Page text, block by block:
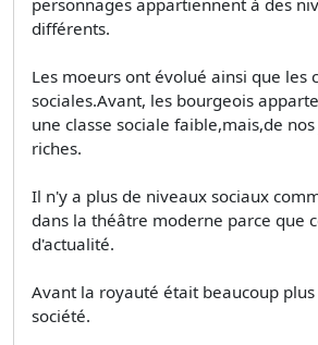
personnages appartiennent à des
différents.
Les moeurs ont évolué ainsi que les
sociales.Avant, les bourgeois
une classe sociale faible,mais,de
riches.
Il n'y a plus de niveaux sociaux
dans la théâtre moderne parce que
d'actualité.
Avant la royauté était beaucoup
société.